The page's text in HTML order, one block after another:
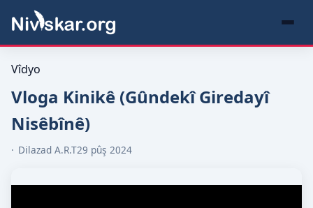
Vîdyo
Vloga Kinikê (Gûndekî Giredayî
Nisêbînê)
Dilazad A.R.T29 pûş 2024